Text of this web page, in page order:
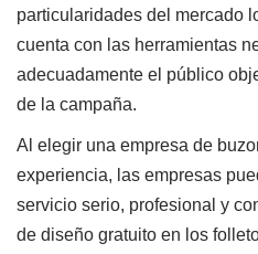
particularidades del mercado
cuenta con las herramientas
adecuadamente el público
de la campaña.
Al elegir una empresa de
experiencia, las empresas
servicio serio, profesional y
de diseño gratuito en los